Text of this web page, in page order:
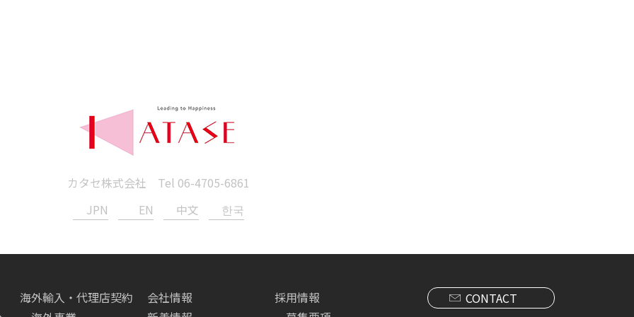
カタセ株式会社 Tel 06-4705-6861
JPN
EN 中文 한국
海外輸入・代理店契約
会社情報
採用情報
CONTACT